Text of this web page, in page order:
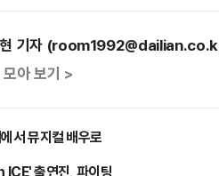
기자
아 보기 >
서 뮤지컬 배우로
ICE' 출연진, 파이팅